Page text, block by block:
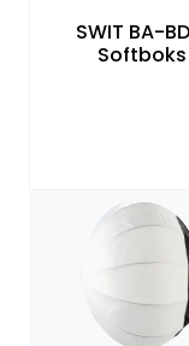
SWIT BA-
Softboks